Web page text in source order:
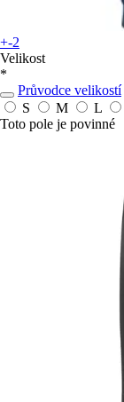
+-2
Velikost
*
Průvodce velikostí
S
M L
Toto pole je povinné